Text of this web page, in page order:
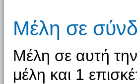
Μέλη σε
Μέλη σε αυτή
μέλη και 1